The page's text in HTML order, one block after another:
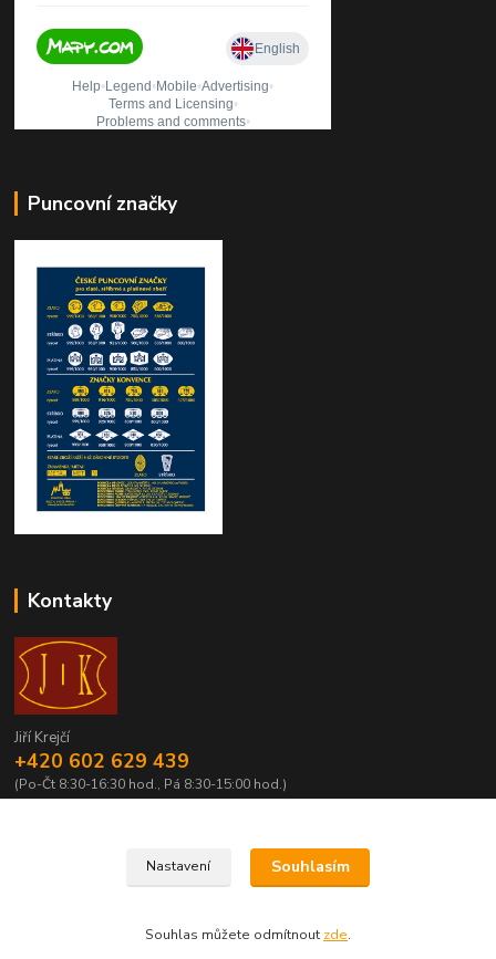
Puncovní značky
Kontakty
Jiří Krejčí
+420 602 629 439
(Po-Čt 8:30-16:30 hod., Pá 8:30-15:00 hod.)
Nastavení Souhlasím
Souhlas můžete odmítnout zde.